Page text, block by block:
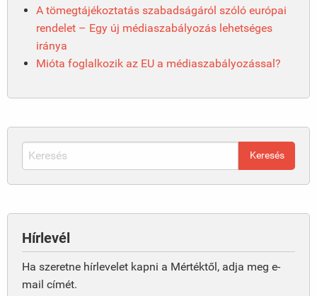
A tömegtájékoztatás szabadságáról szóló európai
rendelet – Egy új médiaszabályozás lehetséges
iránya
Mióta foglalkozik az EU a médiaszabályozással?
Hírlevél
Ha szeretne hírlevelet kapni a Mértéktől, adja meg e-
mail címét.